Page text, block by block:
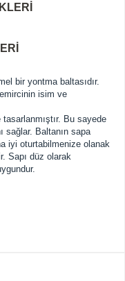
bir yontma baltasıdır.
isim ve
Bu sayede
sağlar. Baltanın sapa
iyi oturtabilmenize olanak
Sapı düz olarak